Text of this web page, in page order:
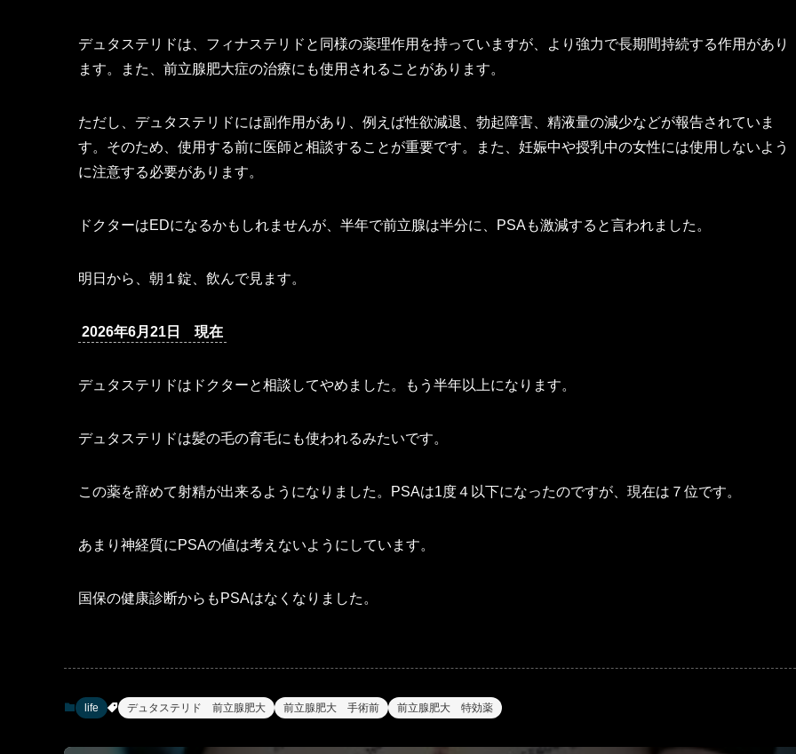
デュタステリドは、フィナステリドと同様の薬理作用を持っていますが、より強力で長期間持続する作用があり
ます。また、前立腺肥大症の治療にも使用されることがあります。
ただし、デュタステリドには副作用があり、例えば性欲減退、勃起障害、精液量の減少などが報告されていま
す。そのため、使用する前に医師と相談することが重要です。また、妊娠中や授乳中の女性には使用しないよう
に注意する必要があります。
ドクターはEDになるかもしれませんが、半年で前立腺は半分に、PSAも激減すると言われました。
明日から、朝１錠、飲んで見ます。
2026年6月21日 現在
デュタステリドはドクターと相談してやめました。もう半年以上になります。
デュタステリドは髪の毛の育毛にも使われるみたいです。
この薬を辞めて射精が出来るようになりました。PSAは1度４以下になったのですが、現在は７位です。
あまり神経質にPSAの値は考えないようにしています。
国保の健康診断からもPSAはなくなりました。
life デュタステリド 前立腺肥大 前立腺肥大 手術前 前立腺肥大 特効薬